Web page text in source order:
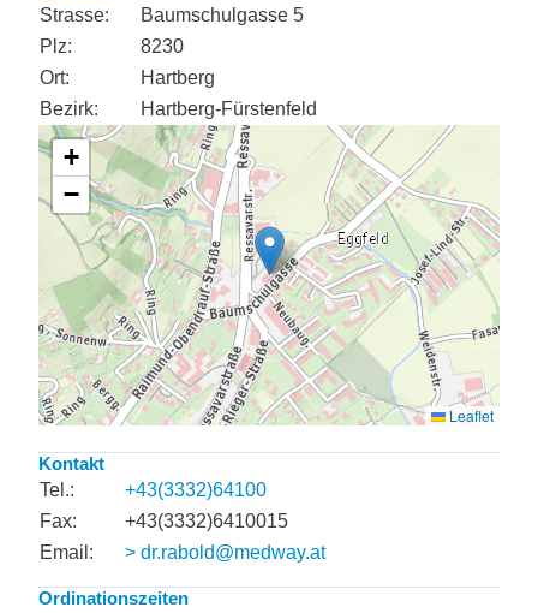
Strasse:
Baumschulgasse 5
Plz:
8230
Ort:
Hartberg
Bezirk:
Hartberg-Fürstenfeld
Kontakt
Tel.:
+43(3332)64100
Fax:
+43(3332)6410015
Email:
> dr.rabold@medway.at
Ordinationszeiten